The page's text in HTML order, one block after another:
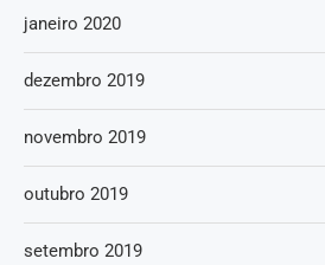
janeiro 2020
dezembro 2019
novembro 2019
outubro 2019
setembro 2019